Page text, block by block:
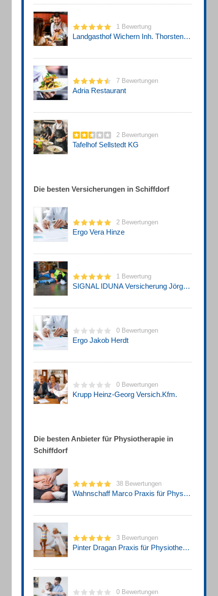
1 Bewertung
Landgasthof Wichern Inh. Thorsten Wichern
7 Bewertungen
Adria Restaurant
2 Bewertungen
Tafelhof Sellstedt KG
Die besten Versicherungen in Schiffdorf
2 Bewertungen
Ergo Vera Hinze
1 Bewertung
SIGNAL IDUNA Versicherung Jörg Breutling - Versicherungsagentur
0 Bewertungen
Ergo Jakob Herdt
0 Bewertungen
Krupp Heinz-Georg Versich.Kfm.
Die besten Anbieter für Physiotherapie in
Schiffdorf
38 Bewertungen
Wahnschaff Marco Praxis für Physiotherapie
3 Bewertungen
Pinter Dragan Praxis für Physiotherapie
0 Bewertungen